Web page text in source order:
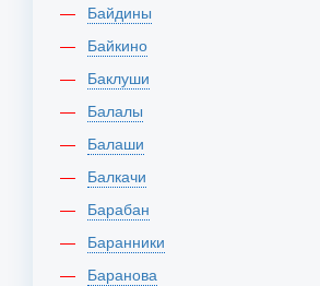
Байдины
Байкино
Баклуши
Балалы
Балаши
Балкачи
Барабан
Баранники
Баранова